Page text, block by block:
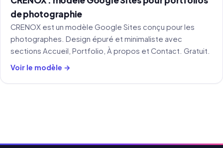
de photographie
CRENOX est un modèle Google Sites conçu pour les
photographes. Design épuré et minimaliste avec
sections Accueil, Portfolio, À propos et Contact. Gratuit.
Voir le modèle →